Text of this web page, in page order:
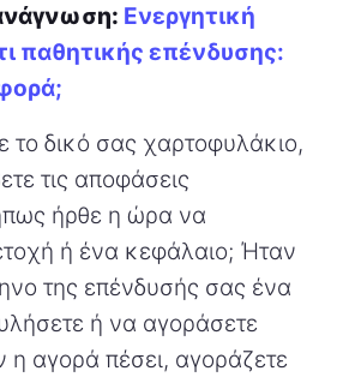
Ενεργητική
παθητικής επένδυσης:
το δικό σας χαρτοφυλάκιο,
τις αποφάσεις
ήρθε η ώρα να
ή ένα κεφάλαιο; Ήταν
της επένδυσής σας ένα
ή να αγοράσετε
η αγορά πέσει, αγοράζετε